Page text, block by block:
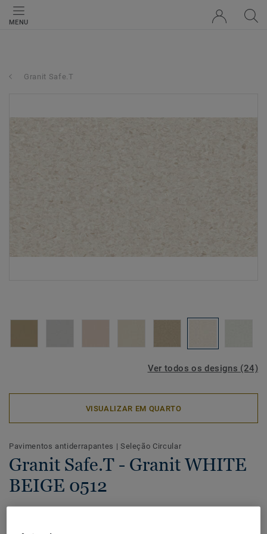
MENU
Granit Safe.T
Ver todos os designs (24)
VISUALIZAR EM QUARTO
Pavimentos antiderrapantes | Seleção Circular
Granit Safe.T - Granit WHITE
BEIGE 0512